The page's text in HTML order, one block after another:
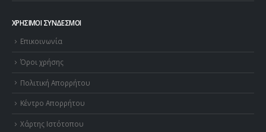
ΧΡΉΣΙΜΟΙ ΣΎΝΔΕΣΜΟΙ
Επικοινωνία
Όροι χρήσης
Πολιτική Απορρήτου
Κέντρο Απορρήτου
Χάρτης Ιστότοπου